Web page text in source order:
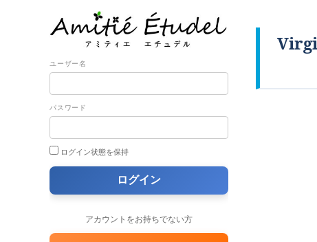
ユーザー名
パスワード
ログイン状態を保持
アカウントをお持ちでない方